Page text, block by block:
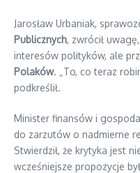
Jarosław Urbaniak,
Publicznych, zwrócił
interesów polityków, ale
Polaków. „To, co teraz
podkreślił.
Minister finansów i
do zarzutów o nadmierne
Stwierdził, że krytyka jest
wcześniejsze propozycje